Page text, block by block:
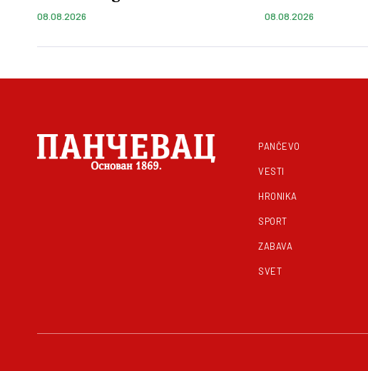
proaktivni
08.08.2026 08.08.2026
PANČEVO
VESTI
HRONIKA
SPORT
ZABAVA
SVET